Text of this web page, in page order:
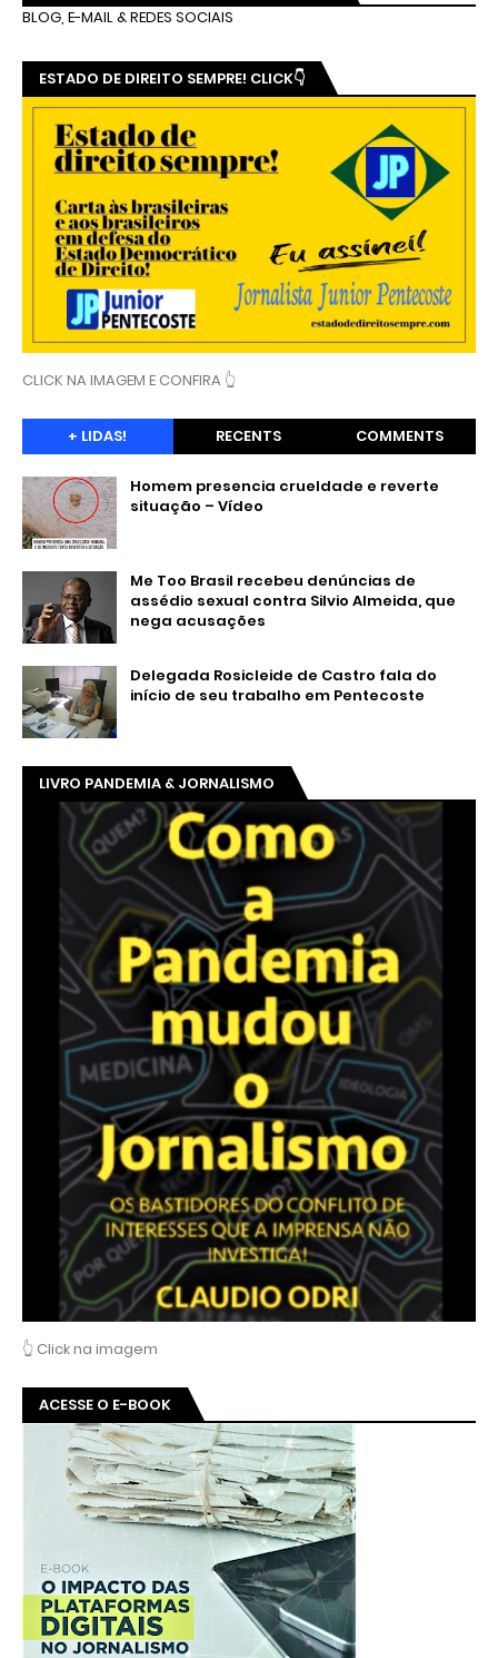
BLOG, E-MAIL & REDES SOCIAIS
ESTADO DE DIREITO SEMPRE! CLICK👇
CLICK NA IMAGEM E CONFIRA 👆
+ LIDAS! RECENTS COMMENTS
Homem presencia crueldade e reverte
situação – Vídeo
Me Too Brasil recebeu denúncias de
assédio sexual contra Silvio Almeida, que
nega acusações
Delegada Rosicleide de Castro fala do
início de seu trabalho em Pentecoste
LIVRO PANDEMIA & JORNALISMO
👆 Click na imagem
ACESSE O E-BOOK